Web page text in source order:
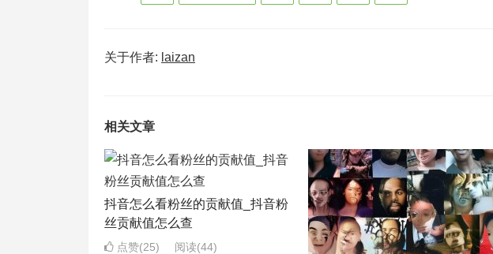
关于作者: laizan
相关文章
抖音怎么看粉丝的贡献值_抖音粉
丝贡献值怎么查
点赞(25) 阅读(44)